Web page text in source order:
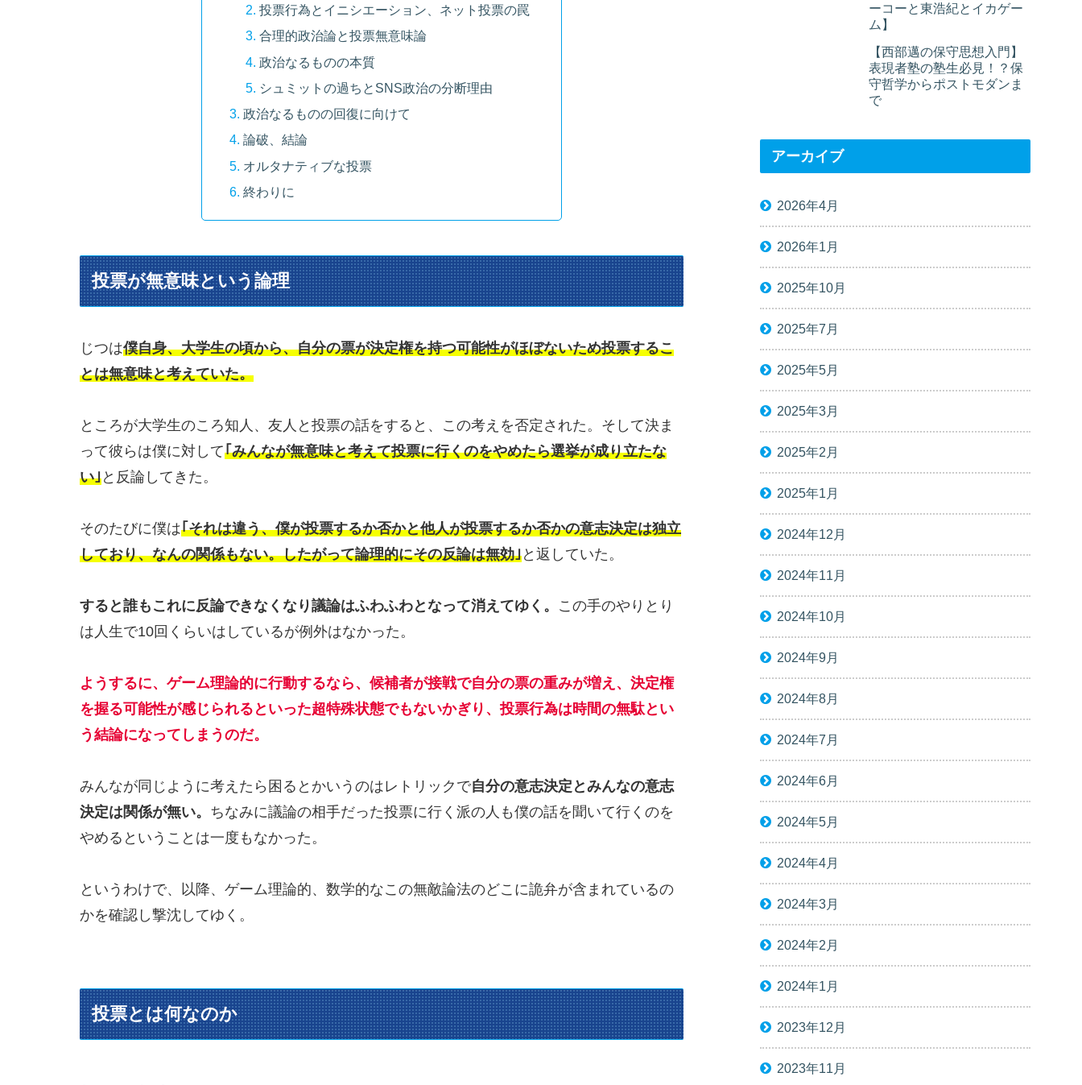
投票行為とイニシエーション、ネット投票の罠
合理的政治論と投票無意味論
政治なるものの本質
シュミットの過ちとSNS政治の分断理由
政治なるものの回復に向けて
論破、結論
オルタナティブな投票
終わりに
投票が無意味という論理
じつは僕自身、大学生の頃から、自分の票が決定権を持つ可能性がほぼないため投票するこ
とは無意味と考えていた。
ところが大学生のころ知人、友人と投票の話をすると、この考えを否定された。そして決ま
って彼らは僕に対して｢みんなが無意味と考えて投票に行くのをやめたら選挙が成り立たな
い｣と反論してきた。
そのたびに僕は｢それは違う、僕が投票するか否かと他人が投票するか否かの意志決定は独立
しており、なんの関係もない。したがって論理的にその反論は無効｣と返していた。
すると誰もこれに反論できなくなり議論はふわふわとなって消えてゆく。 この手のやりとり
は人生で10回くらいはしているが例外はなかった。
ようするに、 ゲーム理論的に行動するなら、候補者が接戦で自分の票の重みが増え、決定権
を握る可能性が感じられるといった超特殊状態でもないかぎり、投票行為は時間の無駄とい
う結論になってしまう のだ。
みんなが同じように考えたら困るとかいうのはレトリックで自分の意志決定とみんなの意志
決定は関係が無い。 ちなみに議論の相手だった投票に行く派の人も僕の話を聞いて行くのを
やめるということは一度もなかった。
というわけで、以降、ゲーム理論的、数学的なこの無敵論法のどこに詭弁が含まれているの
かを確認し撃沈してゆく。
投票とは何なのか
ーコーと東浩紀とイカゲー
ム】
【西部邁の保守思想入門】
表現者塾の塾生必見！？保
守哲学からポストモダンま
で
アーカイブ
2026年4月
2026年1月
2025年10月
2025年7月
2025年5月
2025年3月
2025年2月
2025年1月
2024年12月
2024年11月
2024年10月
2024年9月
2024年8月
2024年7月
2024年6月
2024年5月
2024年4月
2024年3月
2024年2月
2024年1月
2023年12月
2023年11月